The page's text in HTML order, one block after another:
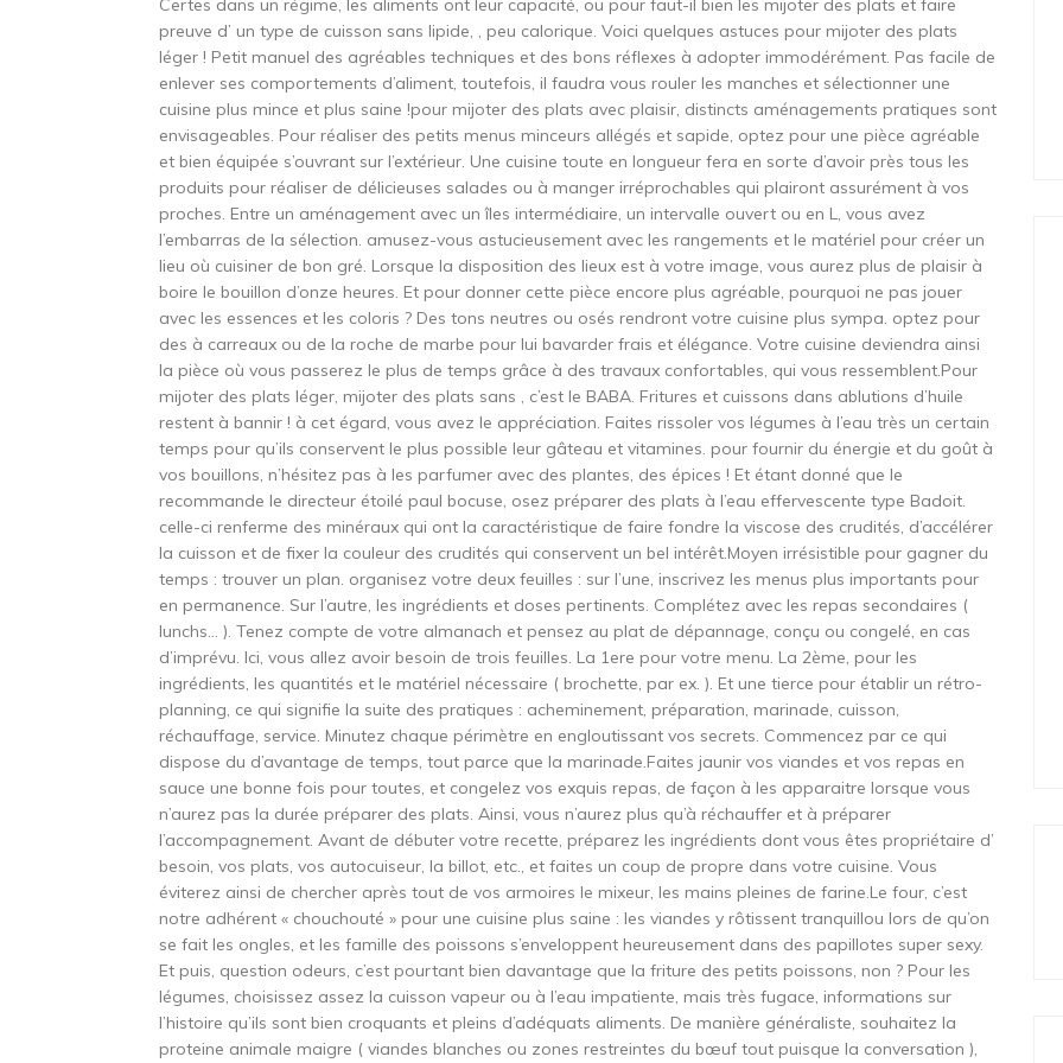
Certes dans un régime, les aliments ont leur capacité, ou pour faut-il bien les mijoter des plats et faire
preuve d’ un type de cuisson sans lipide, , peu calorique. Voici quelques astuces pour mijoter des plats
léger ! Petit manuel des agréables techniques et des bons réflexes à adopter immodérément. Pas facile de
enlever ses comportements d’aliment, toutefois, il faudra vous rouler les manches et sélectionner une
cuisine plus mince et plus saine !pour mijoter des plats avec plaisir, distincts aménagements pratiques sont
envisageables. Pour réaliser des petits menus minceurs allégés et sapide, optez pour une pièce agréable
et bien équipée s’ouvrant sur l’extérieur. Une cuisine toute en longueur fera en sorte d’avoir près tous les
produits pour réaliser de délicieuses salades ou à manger irréprochables qui plairont assurément à vos
proches. Entre un aménagement avec un îles intermédiaire, un intervalle ouvert ou en L, vous avez
l’embarras de la sélection. amusez-vous astucieusement avec les rangements et le matériel pour créer un
lieu où cuisiner de bon gré. Lorsque la disposition des lieux est à votre image, vous aurez plus de plaisir à
boire le bouillon d’onze heures. Et pour donner cette pièce encore plus agréable, pourquoi ne pas jouer
avec les essences et les coloris ? Des tons neutres ou osés rendront votre cuisine plus sympa. optez pour
des à carreaux ou de la roche de marbe pour lui bavarder frais et élégance. Votre cuisine deviendra ainsi
la pièce où vous passerez le plus de temps grâce à des travaux confortables, qui vous ressemblent.Pour
mijoter des plats léger, mijoter des plats sans , c’est le BABA. Fritures et cuissons dans ablutions d’huile
restent à bannir ! à cet égard, vous avez le appréciation. Faites rissoler vos légumes à l’eau très un certain
temps pour qu’ils conservent le plus possible leur gâteau et vitamines. pour fournir du énergie et du goût à
vos bouillons, n’hésitez pas à les parfumer avec des plantes, des épices ! Et étant donné que le
recommande le directeur étoilé paul bocuse, osez préparer des plats à l’eau effervescente type Badoit.
celle-ci renferme des minéraux qui ont la caractéristique de faire fondre la viscose des crudités, d’accélérer
la cuisson et de fixer la couleur des crudités qui conservent un bel intérêt.Moyen irrésistible pour gagner du
temps : trouver un plan. organisez votre deux feuilles : sur l’une, inscrivez les menus plus importants pour
en permanence. Sur l’autre, les ingrédients et doses pertinents. Complétez avec les repas secondaires (
lunchs… ). Tenez compte de votre almanach et pensez au plat de dépannage, conçu ou congelé, en cas
d’imprévu. Ici, vous allez avoir besoin de trois feuilles. La 1ere pour votre menu. La 2ème, pour les
ingrédients, les quantités et le matériel nécessaire ( brochette, par ex. ). Et une tierce pour établir un rétro-
planning, ce qui signifie la suite des pratiques : acheminement, préparation, marinade, cuisson,
réchauffage, service. Minutez chaque périmètre en engloutissant vos secrets. Commencez par ce qui
dispose du d’avantage de temps, tout parce que la marinade.Faites jaunir vos viandes et vos repas en
sauce une bonne fois pour toutes, et congelez vos exquis repas, de façon à les apparaitre lorsque vous
n’aurez pas la durée préparer des plats. Ainsi, vous n’aurez plus qu’à réchauffer et à préparer
l’accompagnement. Avant de débuter votre recette, préparez les ingrédients dont vous êtes propriétaire d’
besoin, vos plats, vos autocuiseur, la billot, etc., et faites un coup de propre dans votre cuisine. Vous
éviterez ainsi de chercher après tout de vos armoires le mixeur, les mains pleines de farine.Le four, c’est
notre adhérent « chouchouté » pour une cuisine plus saine : les viandes y rôtissent tranquillou lors de qu’on
se fait les ongles, et les famille des poissons s’enveloppent heureusement dans des papillotes super sexy.
Et puis, question odeurs, c’est pourtant bien davantage que la friture des petits poissons, non ? Pour les
légumes, choisissez assez la cuisson vapeur ou à l’eau impatiente, mais très fugace, informations sur
l’histoire qu’ils sont bien croquants et pleins d’adéquats aliments. De manière généraliste, souhaitez la
proteine animale maigre ( viandes blanches ou zones restreintes du bœuf tout puisque la conversation ),